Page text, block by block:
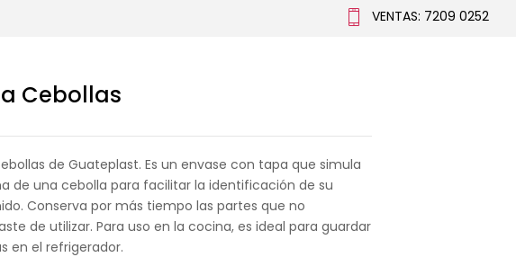
VENTAS: 7209 0252
Cebollas
de Guateplast. Es un envase con tapa que simula
de una cebolla para facilitar la identificación de su
Conserva por más tiempo las partes que no
de utilizar. Para uso en la cocina, es ideal para guardar
en el refrigerador.